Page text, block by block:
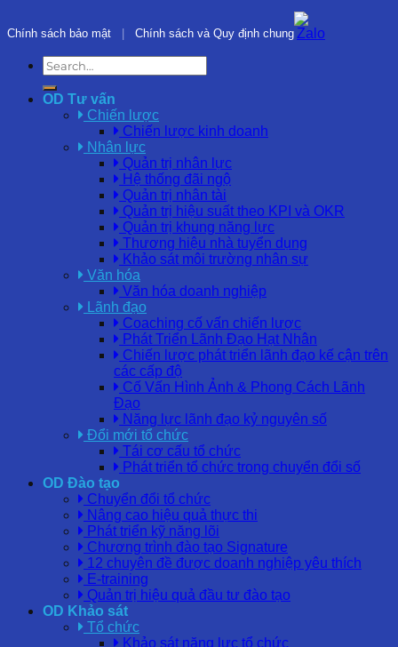
Chính sách bảo mật Chính sách và Quy định chung
OD Tư vấn
Chiến lược
Chiến lược kinh doanh
Nhân lực
Quản trị nhân lực
Hệ thống đãi ngộ
Quản trị nhân tài
Quản trị hiệu suất theo KPI và OKR
Quản trị khung năng lực
Thương hiệu nhà tuyển dụng
Khảo sát môi trường nhân sự
Văn hóa
Văn hóa doanh nghiệp
Lãnh đạo
Coaching cố vấn chiến lược
Phát Triển Lãnh Đạo Hạt Nhân
Chiến lược phát triển lãnh đạo kế cận trên
các cấp độ
Cố Vấn Hình Ảnh & Phong Cách Lãnh
Đạo
Năng lực lãnh đạo kỷ nguyên số
Đổi mới tổ chức
Tái cơ cấu tổ chức
Phát triển tổ chức trong chuyển đổi số
OD Đào tạo
Chuyển đổi tổ chức
Nâng cao hiệu quả thực thi
Phát triển kỹ năng lõi
Chương trình đào tạo Signature
12 chuyên đề được doanh nghiệp yêu thích
E-training
Quản trị hiệu quả đầu tư đào tạo
OD Khảo sát
Tổ chức
Khảo sát năng lực tổ chức